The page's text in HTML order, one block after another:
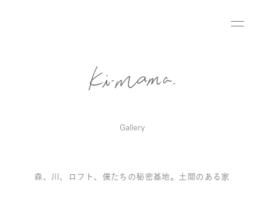
Gallery
森、川、ロフト、僕たちの秘密基地。土間のある家